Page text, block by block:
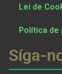
Lei de
Política
Síga-